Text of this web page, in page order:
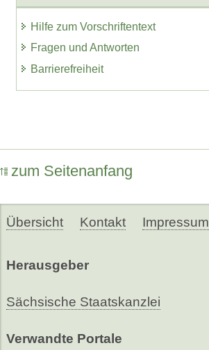
Hilfe zum Vorschriftentext
Fragen und Antworten
Barrierefreiheit
zum Seitenanfang
Übersicht Kontakt Impressum
Herausgeber
Sächsische Staatskanzlei
Verwandte Portale